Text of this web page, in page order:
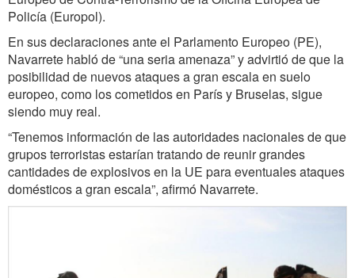
Policía (Europol).
En sus declaraciones ante el Parlamento Europeo (PE),
Navarrete habló de “una seria amenaza” y advirtió de que la
posibilidad de nuevos ataques a gran escala en suelo
europeo, como los cometidos en París y Bruselas, sigue
siendo muy real.
“Tenemos información de las autoridades nacionales de que
grupos terroristas estarían tratando de reunir grandes
cantidades de explosivos en la UE para eventuales ataques
domésticos a gran escala”, afirmó Navarrete.